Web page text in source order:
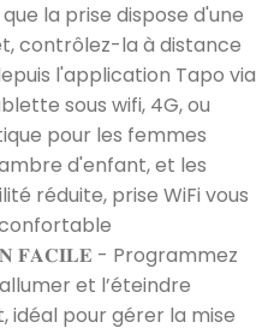
la prise dispose d'une
contrôlez-la à distance
l'application Tapo via
sous wifi, 4G, ou
pour les femmes
d'enfant, et les
réduite, prise WiFi vous
- Programmez
et l’éteindre
idéal pour gérer la mise